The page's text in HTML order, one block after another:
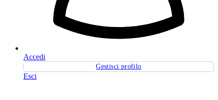
Accedi
Gestisci profilo
Esci